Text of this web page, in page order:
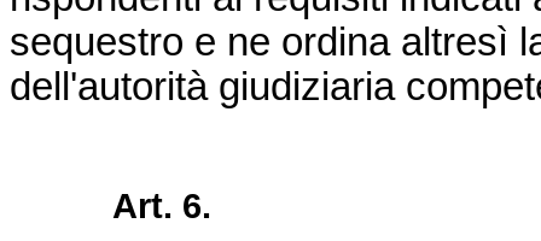
sequestro e ne ordina altresì
dell'autorità giudiziaria
Art. 6.